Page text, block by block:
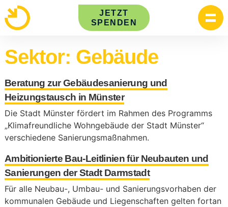
Skip
to
content
JETZT
SPENDEN
Sektor: Gebäude
Beratung zur Gebäudesanierung und
Heizungstausch in Münster
Die Stadt Münster fördert im Rahmen des Programms
„Klimafreundliche Wohngebäude der Stadt Münster“
verschiedene Sanierungsmaßnahmen.
Ambitionierte Bau-Leitlinien für Neubauten und
Sanierungen der Stadt Darmstadt
Für alle Neubau-, Umbau- und Sanierungsvorhaben der
kommunalen Gebäude und Liegenschaften gelten fortan